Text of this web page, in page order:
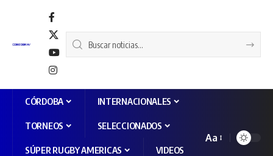
CÓRDOBA INTERNACIONALES
TORNEOS SELECCIONADOS
SÚPER RUGBY AMERICAS VIDEOS
Aa